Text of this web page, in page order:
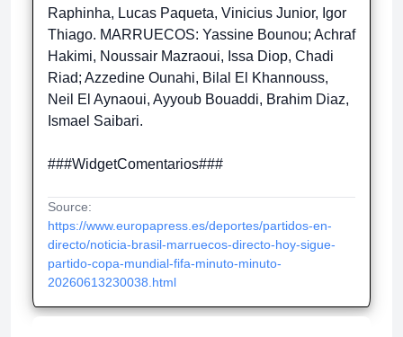
Raphinha, Lucas Paqueta, Vinicius Junior, Igor
Thiago. MARRUECOS: Yassine Bounou; Achraf
Hakimi, Noussair Mazraoui, Issa Diop, Chadi
Riad; Azzedine Ounahi, Bilal El Khannouss,
Neil El Aynaoui, Ayyoub Bouaddi, Brahim Diaz,
Ismael Saibari.
###WidgetComentarios###
Source:
https://www.europapress.es/deportes/partidos-en-
directo/noticia-brasil-marruecos-directo-hoy-sigue-
partido-copa-mundial-fifa-minuto-minuto-
20260613230038.html